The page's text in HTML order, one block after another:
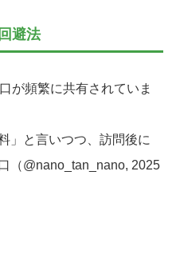
避法
が頻繁に共有されていま
」と言いつつ、訪問後に
（@nano_tan_nano, 2025